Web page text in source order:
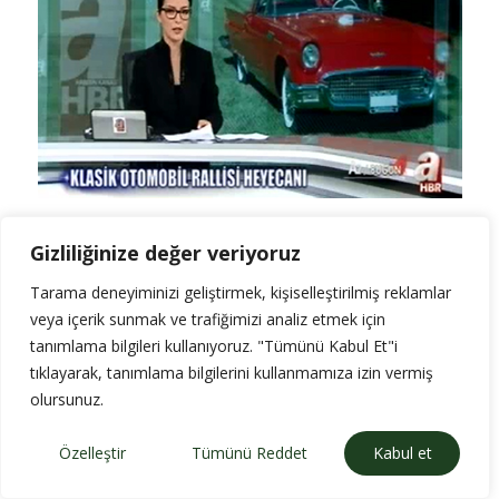
Gizliliğinize değer veriyoruz
Tarama deneyiminizi geliştirmek, kişiselleştirilmiş reklamlar
veya içerik sunmak ve trafiğimizi analiz etmek için
tanımlama bilgileri kullanıyoruz. "Tümünü Kabul Et"i
tıklayarak, tanımlama bilgilerini kullanmamıza izin vermiş
olursunuz.
Özelleştir Tümünü Reddet Kabul et
Whatsapp İletişim